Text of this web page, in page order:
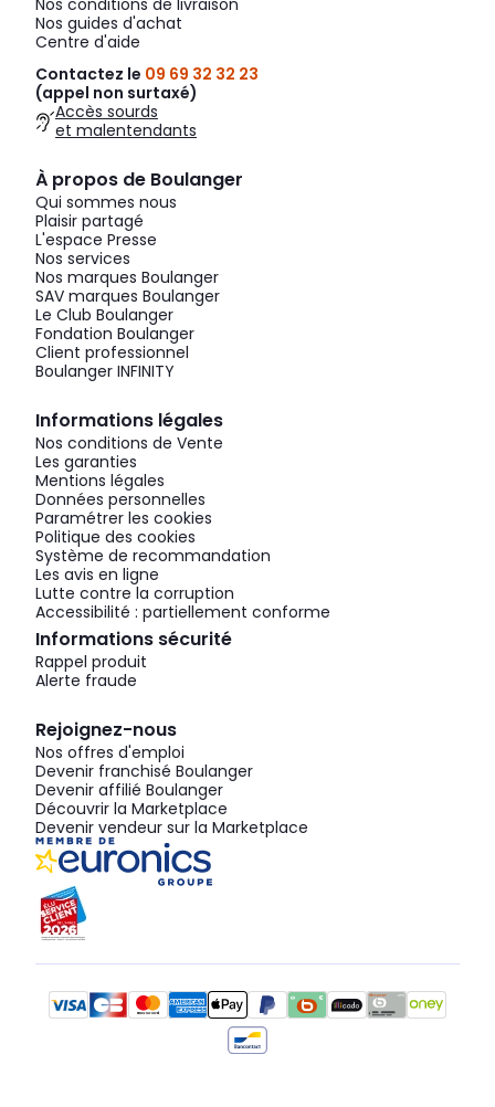
Nos guides d'achat
Centre d'aide
Contactez le 09 69 32 32 23
(appel non surtaxé)
Accès sourds
et malentendants
À propos de Boulanger
Qui sommes nous
Plaisir partagé
L'espace Presse
Nos services
Nos marques Boulanger
SAV marques Boulanger
Le Club Boulanger
Fondation Boulanger
Client professionnel
Boulanger INFINITY
Informations légales
Nos conditions de Vente
Les garanties
Mentions légales
Données personnelles
Paramétrer les cookies
Politique des cookies
Système de recommandation
Les avis en ligne
Lutte contre la corruption
Accessibilité : partiellement conforme
Informations sécurité
Rappel produit
Alerte fraude
Rejoignez-nous
Nos offres d'emploi
Devenir franchisé Boulanger
Devenir affilié Boulanger
Découvrir la Marketplace
Devenir vendeur sur la Marketplace